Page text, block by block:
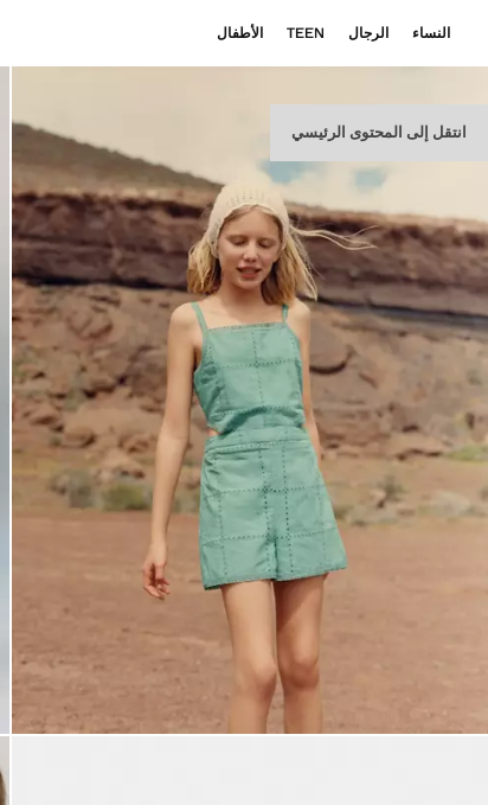
انتقل إلى المحتوى الرئيسي
النساء الرجال TEEN الأطفال